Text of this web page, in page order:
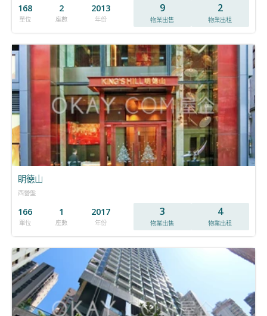
168
單位
2
座數
2013
年份
9
物業出售
2
物業出租
眀徳山
西營盤
166
單位
1
座數
2017
年份
3
物業出售
4
物業出租